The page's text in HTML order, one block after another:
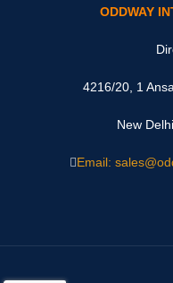
ODDWAY
4216/20, 1
New
Email: